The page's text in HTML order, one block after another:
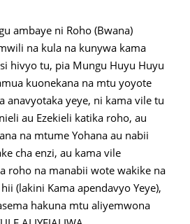
ambaye ni Roho (Bwana)
na kula na kunywa kama
hivyo tu, pia Mungu Huyu Huyu
kuonekana na mtu yoyote
anavyotaka yeye, ni kama vile tu
au Ezekieli katika roho, au
na mtume Yohana au nabii
cha enzi, au kama vile
roho na manabii wote wakike na
(lakini Kama apendavyo Yeye),
hakuna mtu aliyemwona